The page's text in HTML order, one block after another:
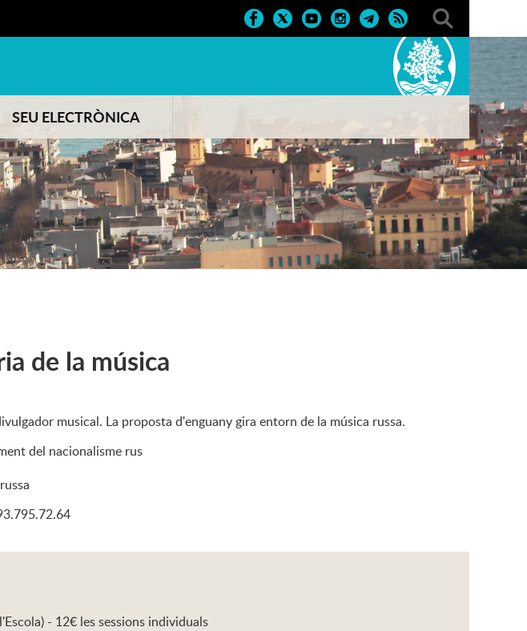
SEU ELECTRÒNICA
de la música
musical. La proposta d'enguany gira entorn de la música russa.
del nacionalisme rus
- 12€ les sessions individuals